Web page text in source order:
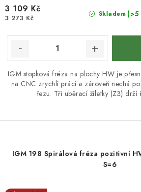
Skladem (>5
3 109 Kč
3 273 Kč
IGM stopková fréza na plochy HW je
na CNC zrychlí práci a zároveň nechá
řezu. Tři uběrací žiletky (Z3) drží
IGM 198 Spirálová fréza pozitivní
S=6